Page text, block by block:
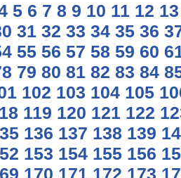
5 6 7 8 9 10 11 12 13
31 32 33 34 35 36
55 56 57 58 59 60
79 80 81 82 83 84
102 103 104 105
119 120 121 122
136 137 138 139
153 154 155 156
170 171 172 173